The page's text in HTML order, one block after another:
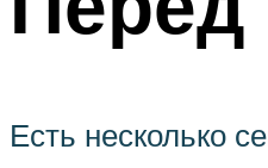
Есть несколько